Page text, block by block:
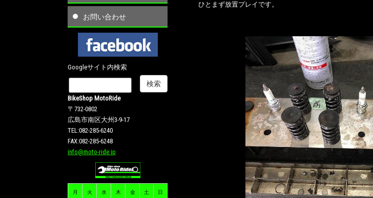
お問い合わせ
Googleサイト内検索
BikeShop MotoRide
〒732-0802
広島市南区大州3-9-17
TEL:082-285-6240
FAX:082-285-6248
info@moto-ride.jp
月 火 水 木 金 土 日
ひとまず放置プレイです。